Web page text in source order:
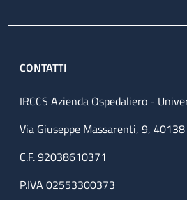
CONTATTI
IRCCS Azienda Ospedaliero -
Via Giuseppe Massarenti, 9,
C.F. 92038610371
P.IVA 02553300373